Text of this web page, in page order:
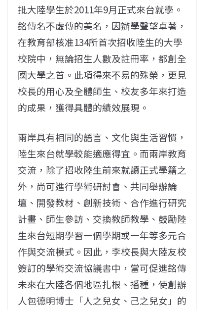
批大陸學生於2011年9月正式來台就學。
銘傳名不虛傳的美名，因辦學聲望卓著，
在教育部核准134所首次招收陸生的大學
校院中，無論招生人數及註冊率，都創全
國大學之首。此項得來不易的殊榮，更見
校長的用心及全體師生、校友多年來打造
的成果，獲得具體的績效展現。
兩岸具有相同的語言、文化與生活習慣，
陸生來台就學較能適應得宜。而兩岸教育
交流，除了招收陸生前來就讀正式學籍之
外，尚可進行學術研討會、共同舉辦論
壇、開發教材、創新技術、合作進行研究
計畫、師生參訪、交換教師教學、鼓勵陸
生來台短期學習一個學期或一年等多元合
作與交流模式。因此，李校長與大陸友校
簽訂的學術交流協議書中，當可促進銘傳
未來在大陸各個地區扎根、播種，使創辦
人包德明博士「人之兒女、己之兒女」的